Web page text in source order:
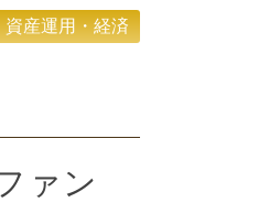
資産運用・経済
ァン